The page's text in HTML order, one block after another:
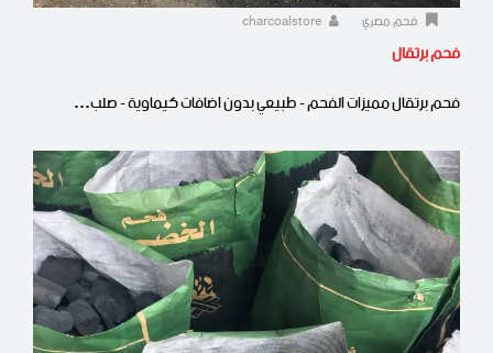
فحم مصري
فحم برتقال
فحم برتقال مميزات الفحم - طبيعي بدون اضافات كيماوية - صلب…